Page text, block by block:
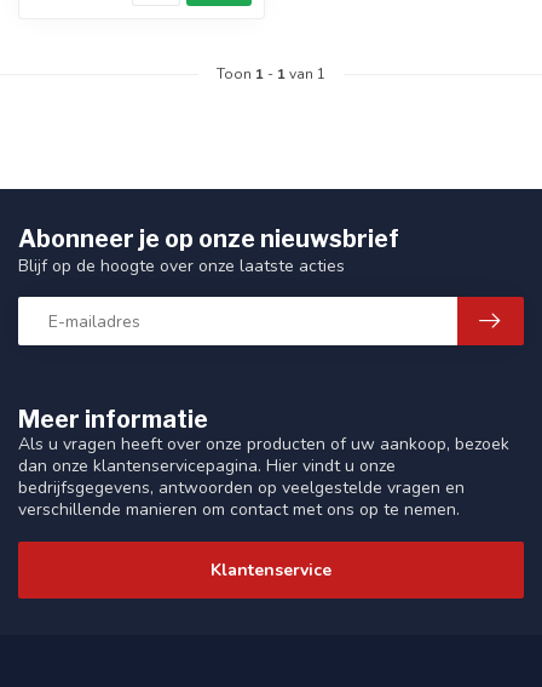
Toon 1 - 1van 1
Meer informatie
Als u vragen heeft over onze producten of uw aankoop, bezoek
dan onze klantenservicepagina. Hier vindt u onze
bedrijfsgegevens, antwoorden op veelgestelde vragen en
verschillende manieren om contact met ons op te nemen.
Klantenservice
Abonneer je op onze nieuwsbrief
Blijf op de hoogte over onze laatste acties